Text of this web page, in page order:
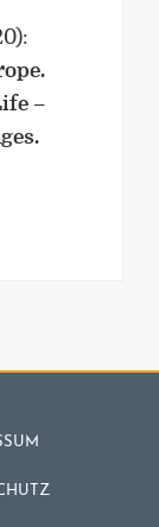
:
–